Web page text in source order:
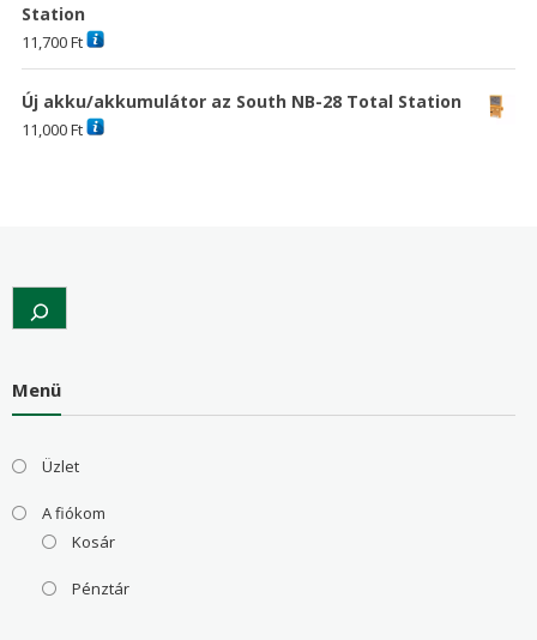
Station
11,700Ft
Új akku/akkumulátor az South NB-28 Total Station
11,000Ft
Search
Menü
Üzlet
A fiókom
Kosár
Pénztár